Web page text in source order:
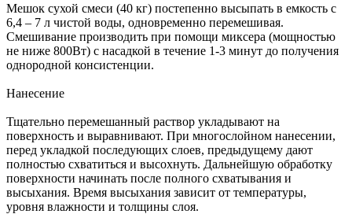
Мешок сухой смеси (40 кг) постепенно высыпать в емкость с
6,4 – 7 л чистой воды, одновременно перемешивая.
Смешивание производить при помощи миксера (мощностью
не ниже 800Вт) с насадкой в течение 1-3 минут до получения
однородной консистенции.
Нанесение
Тщательно перемешанный раствор укладывают на
поверхность и выравнивают. При многослойном нанесении,
перед укладкой последующих слоев, предыдущему дают
полностью схватиться и высохнуть. Дальнейшую обработку
поверхности начинать после полного схватывания и
высыхания. Время высыхания зависит от температуры,
уровня влажности и толщины слоя.